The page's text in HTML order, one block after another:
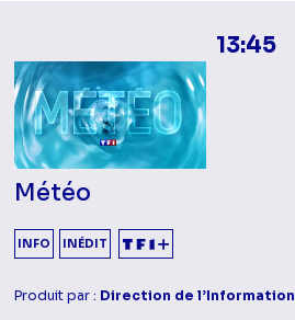
13:45
Météo
INFO INÉDIT
Produit par : Direction de l’Information